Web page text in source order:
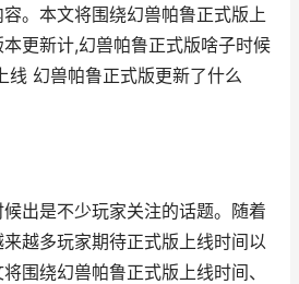
。本文将围绕幻兽帕鲁正式版上
更新计,幻兽帕鲁正式版啥子时候
线 幻兽帕鲁正式版更新了什么
出是不少玩家关注的话题。随着
越多玩家期待正式版上线时间以
围绕幻兽帕鲁正式版上线时间、